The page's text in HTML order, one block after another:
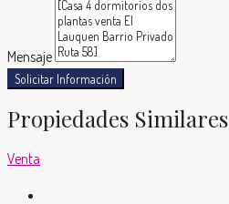
Mensaje
Solicitar Información
Propiedades Similares
Venta